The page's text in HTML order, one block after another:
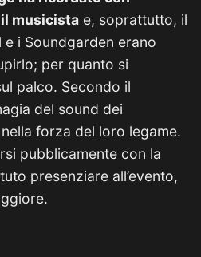
musicista e, soprattutto, il
i Soundgarden erano
per quanto si
palco. Secondo il
del sound dei
forza del loro legame.
pubblicamente con la
presenziare all’evento,